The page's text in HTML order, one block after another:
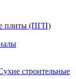
плиты (ПГП)
строительные